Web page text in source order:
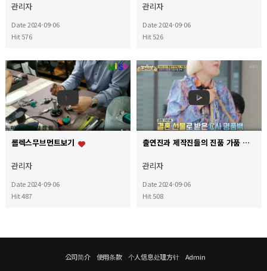
관리자
Date 2024-09-06
Hit 576
관리자
Date 2024-09-06
Hit 526
롤렉스무브먼트보기
관리자
Date 2024-09-06
Hit 487
출연진과 제작진들의 진품 가품 문의 쇄도! 과연 선물받은 가방과 시계는 진품 [자본주의 학교] KBS 2…
관리자
Date 2024-09-06
Hit 508
公司简介 使用条款 个人信息处理方针 Admin